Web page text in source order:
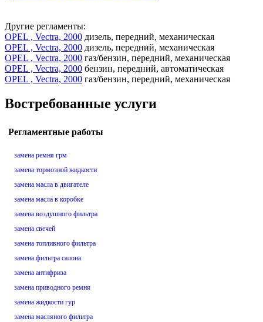
Другие регламенты:
OPEL , Vectra, 2000 дизель, передний, механическая
OPEL , Vectra, 2000 дизель, передний, механическая
OPEL , Vectra, 2000 газ/бензин, передний, механическая
OPEL , Vectra, 2000 бензин, передний, автоматическая
OPEL , Vectra, 2000 газ/бензин, передний, механическая
Востребованные услуги
Регламентные работы
замена ремня грм
замена тормозной жидкости
замена масла в двигателе
замена масла в коробке
замена воздушного фильтра
замена свечей
замена топливного фильтра
замена фильтра салона
замена антифриза
замена приводного ремня
замена жидкости гур
замена масляного фильтра